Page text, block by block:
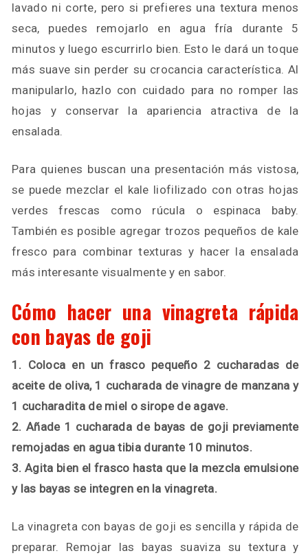
lavado ni corte, pero si prefieres una textura menos
seca, puedes remojarlo en agua fría durante 5
minutos y luego escurrirlo bien. Esto le dará un toque
más suave sin perder su crocancia característica. Al
manipularlo, hazlo con cuidado para no romper las
hojas y conservar la apariencia atractiva de la
ensalada.
Para quienes buscan una presentación más vistosa,
se puede mezclar el kale liofilizado con otras hojas
verdes frescas como rúcula o espinaca baby.
También es posible agregar trozos pequeños de kale
fresco para combinar texturas y hacer la ensalada
más interesante visualmente y en sabor.
Cómo hacer una vinagreta rápida
con bayas de goji
1. Coloca en un frasco pequeño 2 cucharadas de
aceite de oliva, 1 cucharada de vinagre de manzana y
1 cucharadita de miel o sirope de agave.
2. Añade 1 cucharada de bayas de goji previamente
remojadas en agua tibia durante 10 minutos.
3. Agita bien el frasco hasta que la mezcla emulsione
y las bayas se integren en la vinagreta.
La vinagreta con bayas de goji es sencilla y rápida de
preparar. Remojar las bayas suaviza su textura y